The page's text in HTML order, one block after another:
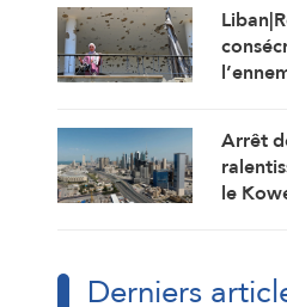
Arrêt
le
Derniers